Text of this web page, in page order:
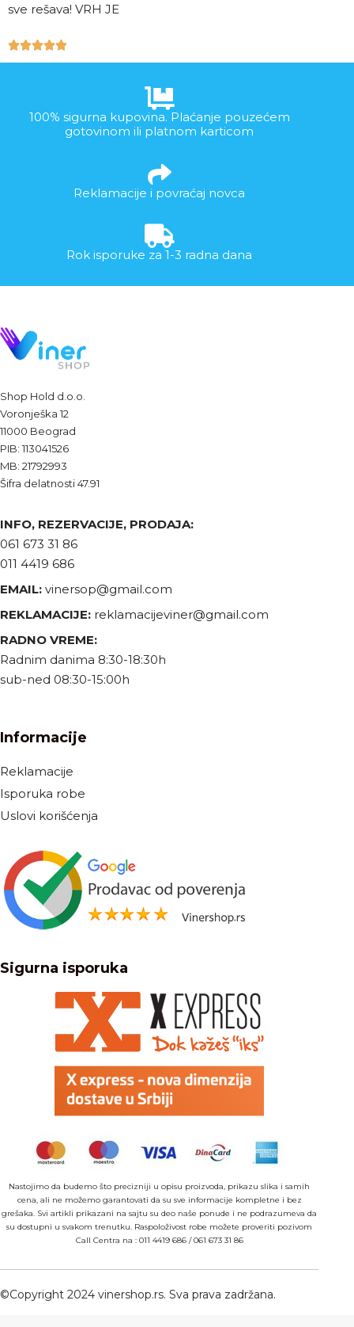
sve rešava! VRH JE

100% sigurna kupovina. Plaćanje pouzećem
gotovinom ili platnom karticom
Reklamacije i povraćaj novca
Rok isporuke za 1-3 radna dana
Shop Hold d.o.o.
Voronješka 12
11000 Beograd
PIB: 113041526
MB: 21792993
Šifra delatnosti 47.91
INFO, REZERVACIJE, PRODAJA:
061 673 31 86
011 4419 686
EMAIL: vinersop@gmail.com
REKLAMACIJE: reklamacijeviner@gmail.com
RADNO VREME:
Radnim danima 8:30-18:30h
sub-ned 08:30-15:00h
Informacije
Reklamacije
Isporuka robe
Uslovi korišćenja
Sigurna isporuka
Nastojimo da budemo što precizniji u opisu proizvoda, prikazu slika i samih
cena, ali ne možemo garantovati da su sve informacije kompletne i bez
grešaka. Svi artikli prikazani na sajtu su deo naše ponude i ne podrazumeva da
su dostupni u svakom trenutku. Raspoloživost robe možete proveriti pozivom
Call Centra na : 011 4419 686/061 673 31 86
©Copyright 2024 vinershop.rs. Sva prava zadržana.